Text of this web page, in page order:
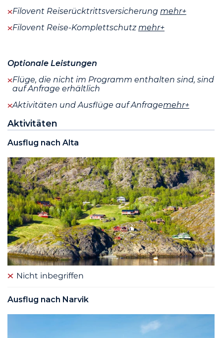
Filovent Reiserücktrittsversicherung mehr+
Filovent Reise-Komplettschutzmehr+
Optionale Leistungen
Flüge, die nicht im Programm enthalten sind, sind
auf Anfrage erhältlich
Aktivitäten und Ausflüge auf Anfragemehr+
Aktivitäten
Ausflug nach Alta
Nicht inbegriffen
Ausflug nach Narvik